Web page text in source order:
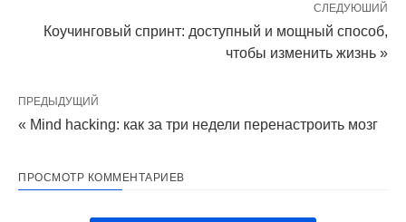
СЛЕДУЮШИЙ
Коучинговый спринт: доступный и мощный способ,
чтобы изменить жизнь »
ПРЕДЫДУЩИЙ
« Mind hacking: как за три недели перенастроить мозг
ПРОСМОТР КОММЕНТАРИЕВ